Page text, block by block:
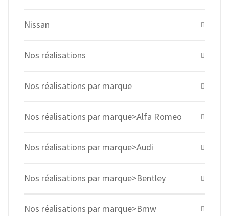
Nissan
Nos réalisations
Nos réalisations par marque
Nos réalisations par marque>Alfa Romeo
Nos réalisations par marque>Audi
Nos réalisations par marque>Bentley
Nos réalisations par marque>Bmw